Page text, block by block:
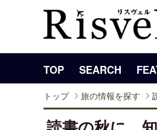
TOP SEARCH
トップ 旅の情報を探す